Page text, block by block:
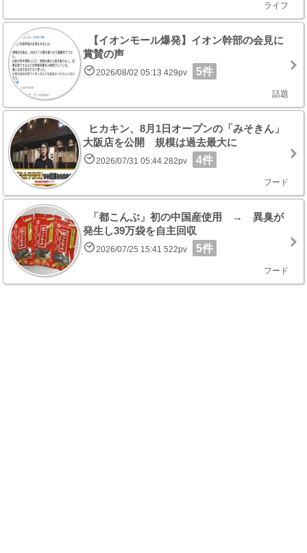
ライフ
【イオンモール爆発】イオン幹部の会見に
賞賛の声
2026/08/02 05:13 429pv 5件
話題
ヒカキン、8月1日オープンの「みそきん」
大阪店を公開 規模は過去最大に
2026/07/31 05:44 282pv 4件
フード
「都こんぶ」初の中国産使用 → 異臭が
発生し39万袋を自主回収
2026/07/25 15:41 522pv 5件
フード